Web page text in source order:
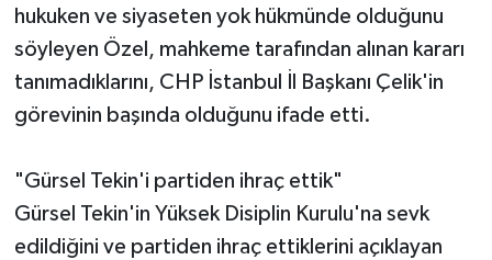
hukuken ve siyaseten yok hükmünde olduğunu
söyleyen Özel, mahkeme tarafından alınan kararı
tanımadıklarını, CHP İstanbul İl Başkanı Çelik'in
görevinin başında olduğunu ifade etti.
"Gürsel Tekin'i partiden ihraç ettik"
Gürsel Tekin'in Yüksek Disiplin Kurulu'na sevk
edildiğini ve partiden ihraç ettiklerini açıklayan